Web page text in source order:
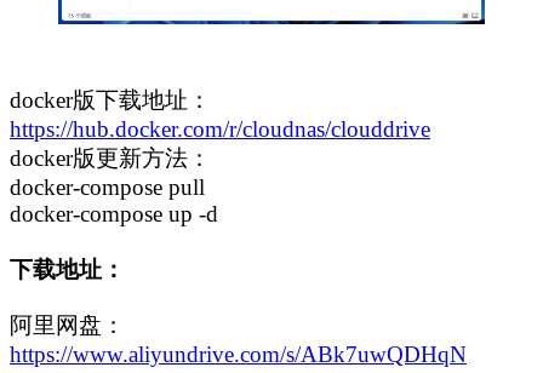
docker版下载地址：
https://hub.docker.com/r/cloudnas/clouddrive
docker版更新方法：
docker-compose pull
docker-compose up -d
下载地址：
阿里网盘：
https://www.aliyundrive.com/s/ABk7uwQDHqN